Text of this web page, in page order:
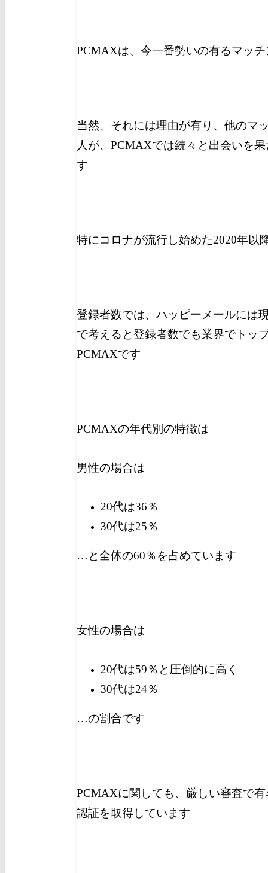
PCMAXは、今一番勢いの有るマッ
当然、それには理由が有り、他のマ
人が、PCMAXでは続々と出会いを
す
特にコロナが流行し始めた2020年以
登録者数では、ハッピーメールには
で考えると登録者数でも業界でトッ
PCMAXです
PCMAXの年代別の特徴は
男性の場合は
20代は36％
30代は25％
…と全体の60％を占めています
女性の場合は
20代は59％と圧倒的に高く
30代は24％
…の割合です
PCMAXに関しても、厳しい審査で
認証を取得しています